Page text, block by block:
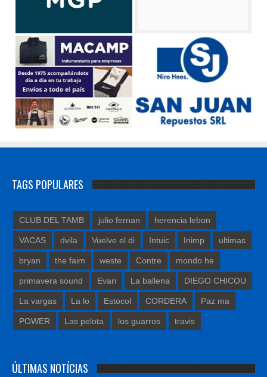
TAGS POPULARES
CLUB DEL TAMB julio fernan herencia lebon
VACAS dvila Vuelve el di Intuic Inimp ultimas
bryan the faim weste Contre mondo he
primavera sound Evari La ballena DIEGO CHICOU
La vargas La lo Estocol CORDERA Paz ma
POWER Las pelota los guarros travis
ÚLTIMAS NOTÍCIAS